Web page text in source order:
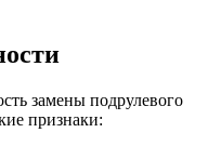
замены подрулевого
признаки: